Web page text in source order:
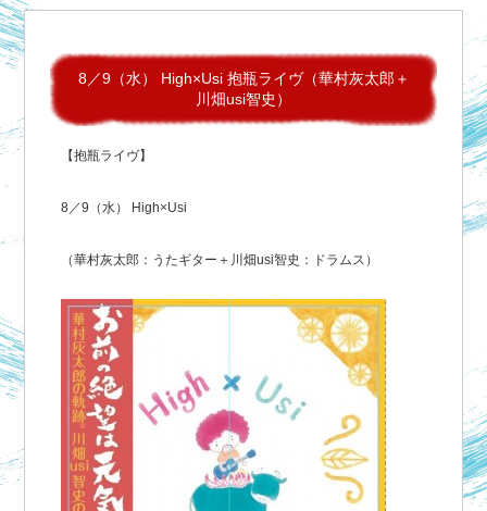
8／9（水） High×Usi 抱瓶ライヴ（華村灰太郎＋
川畑usi智史）
【抱瓶ライヴ】
8／9（水） High×Usi
（華村灰太郎：うたギター＋川畑usi智史：ドラムス）